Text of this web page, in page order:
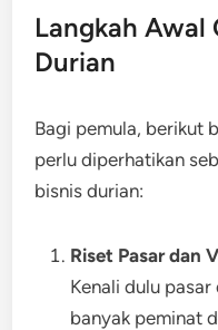
Langkah Awal
Durian
Bagi pemula, berikut
perlu diperhatikan
bisnis durian:
Riset Pasar dan
Kenali dulu
banyak peminat